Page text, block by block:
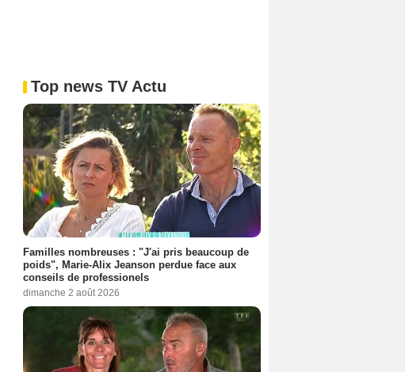
Top news TV Actu
Familles nombreuses : "J'ai pris beaucoup de
poids", Marie-Alix Jeanson perdue face aux
conseils de professionels
dimanche 2 août 2026